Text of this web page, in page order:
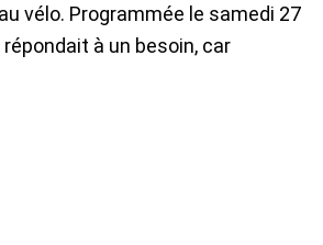
vélo. Programmée le samedi 27
à un besoin, car